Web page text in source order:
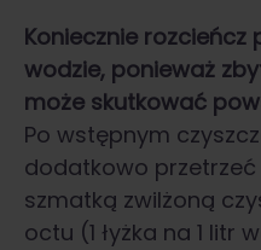
Koniecznie
wodzie, ponieważ
może skutkować
Po wstępnym
dodatkowo przetrzeć
szmatką zwilżoną
octu (1 łyżka na 1 litr